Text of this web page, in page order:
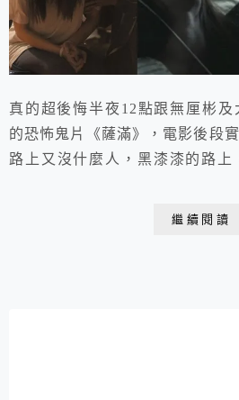
真的超後悔半夜12點跟無厘彬
的恐怖鬼片《薩滿》，電影後段
路上又沒什麼人，黑漆漆的路上
繼續閱讀